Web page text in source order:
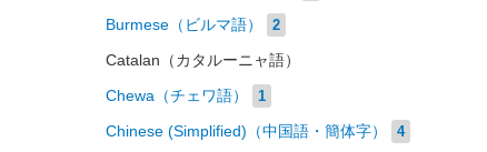
Burmese（ビルマ語） 2
Catalan（カタルーニャ語）
Chewa（チェワ語） 1
Chinese (Simplified)（中国語・簡体字） 4